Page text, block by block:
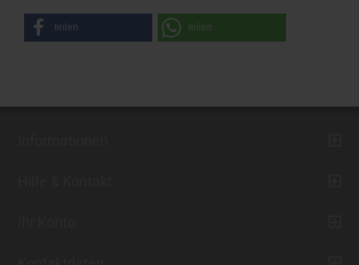
teilen teilen